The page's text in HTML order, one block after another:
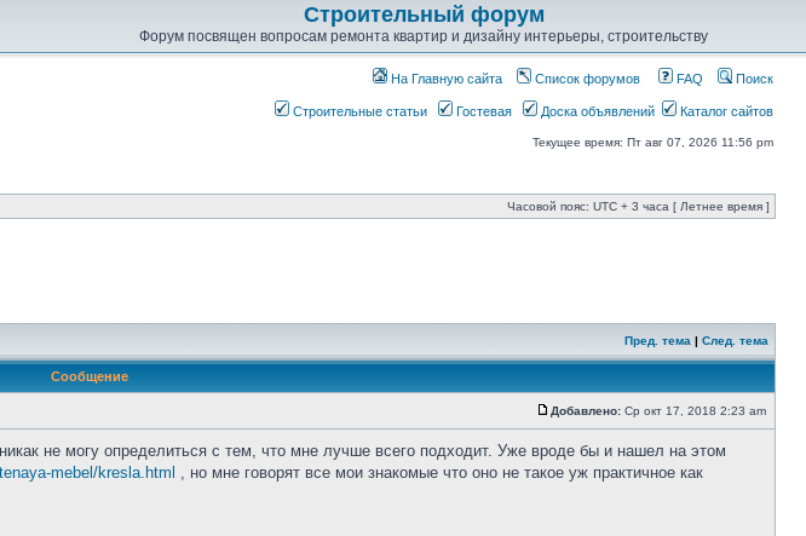
Строительный форум
Форум посвящен вопросам ремонта квартир и дизайну интерьеры, строительству
На Главную сайта Список форумов FAQ Поиск
Строительные статьи Гостевая Доска объявлений Каталог сайтов
Текущее время: Пт авг 07, 2026 11:56 pm
Часовой пояс: UTC + 3 часа [ Летнее время ]
Пред. тема | След. тема
Сообщение
Добавлено: Ср окт 17, 2018 2:23 am
не могу определиться с тем, что мне лучше всего подходит. Уже вроде бы и нашел на этом
mebel/kresla.html
, но мне говорят все мои знакомые что оно не такое уж практичное как